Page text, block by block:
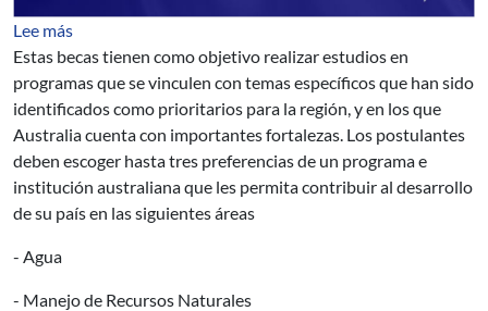
Lee más
Estas becas tienen como objetivo realizar estudios en
programas que se vinculen con temas específicos que han sido
identificados como prioritarios para la región, y en los que
Australia cuenta con importantes fortalezas. Los postulantes
deben escoger hasta tres preferencias de un programa e
institución australiana que les permita contribuir al desarrollo
de su país en las siguientes áreas
- Agua
- Manejo de Recursos Naturales